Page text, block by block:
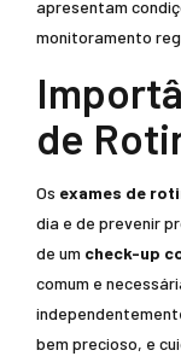
apresentam
monitoramento
de
Os exames de
dia e de prevenir
de um check-up
comum e
bem precioso, e